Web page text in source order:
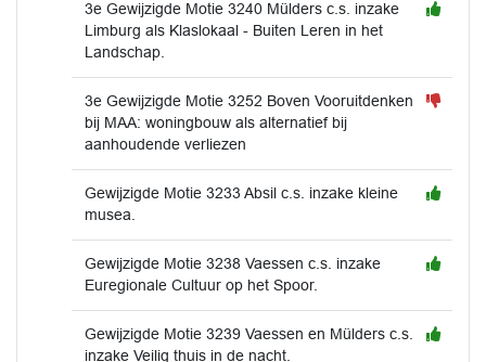
3e Gewijzigde Motie 3240 Mülders c.s. inzake
Limburg als Klaslokaal - Buiten Leren in het
Landschap.
3e Gewijzigde Motie 3252 Boven Vooruitdenken
bij MAA: woningbouw als alternatief bij
aanhoudende verliezen
Gewijzigde Motie 3233 Absil c.s. inzake kleine
musea.
Gewijzigde Motie 3238 Vaessen c.s. inzake
Euregionale Cultuur op het Spoor.
Gewijzigde Motie 3239 Vaessen en Mülders c.s.
inzake Veilig thuis in de nacht.